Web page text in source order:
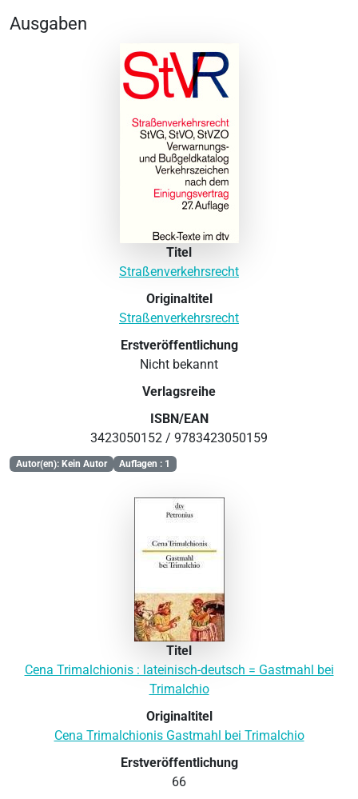
Ausgaben
Titel
Straßenverkehrsrecht
Originaltitel
Straßenverkehrsrecht
Erstveröffentlichung
Nicht bekannt
Verlagsreihe
ISBN/EAN
3423050152 / 9783423050159
Autor(en): Kein Autor Auflagen : 1
Titel
Cena Trimalchionis : lateinisch-deutsch = Gastmahl bei
Trimalchio
Originaltitel
Cena Trimalchionis Gastmahl bei Trimalchio
Erstveröffentlichung
66